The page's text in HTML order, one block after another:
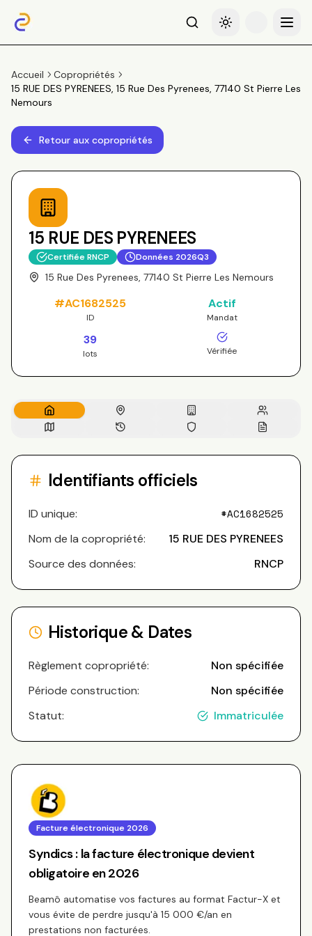
RechercheBasculer le thème
Menu
Accueil
Copropriétés
15 RUE DES PYRENEES, 15 Rue Des Pyrenees, 77140 St Pierre Les
Nemours
Retour aux copropriétés
15 RUE DES PYRENEES
Certifiée RNCP Données 2026Q3
15 Rue Des Pyrenees, 77140 St Pierre Les Nemours
#AC1682525
ID
Actif
Mandat
39
lots Vérifiée
Identifiants officiels
ID unique: #AC1682525
Nom de la copropriété:
15 RUE DES PYRENEES
Source des données:
RNCP
Historique & Dates
Règlement copropriété:
Non spécifiée
Période construction:
Non spécifiée
Statut:
Immatriculée
Facture électronique 2026
Syndics : la facture électronique devient
obligatoire en 2026
Beamô automatise vos factures au format Factur-X et
vous évite de perdre jusqu'à 15 000 €/an en
prestations non facturées.